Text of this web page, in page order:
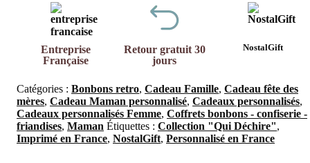
Entreprise
Française
Retour gratuit 30
jours
NostalGift
Catégories : Bonbons retro, Cadeau Famille, Cadeau fête des
mères, Cadeau Maman personnalisé, Cadeaux personnalisés,
Cadeaux personnalisés Femme, Coffrets bonbons - confiserie -
friandises, Maman Étiquettes : Collection "Qui Déchire",
Imprimé en France, NostalGift, Personnalisé en France